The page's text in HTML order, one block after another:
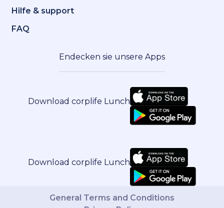
Hilfe & support
FAQ
Endecken sie unsere Apps
Download corplife Lunch
Download corplife Lunch
General Terms and Conditions